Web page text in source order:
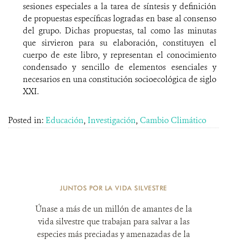
sesiones especiales a la tarea de síntesis y definición
de propuestas específicas logradas en base al consenso
del grupo. Dichas propuestas, tal como las minutas
que sirvieron para su elaboración, constituyen el
cuerpo de este libro, y representan el conocimiento
condensado y sencillo de elementos esenciales y
necesarios en una constitución socioecológica de siglo
XXI.
Posted in: Educación, Investigación, Cambio Climático
JUNTOS POR LA VIDA SILVESTRE
Únase a más de un millón de amantes de la
vida silvestre que trabajan para salvar a las
especies más preciadas y amenazadas de la